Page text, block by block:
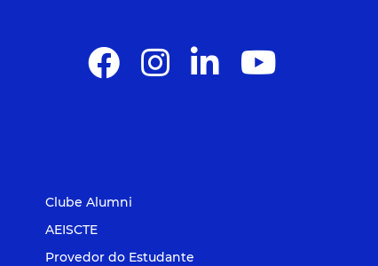
Clube Alumni
AEISCTE
Provedor do Estudante